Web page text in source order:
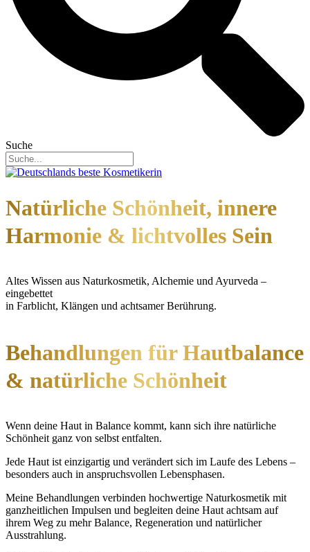
Suche
Natürliche Schönheit, innere
Harmonie & lichtvolles Sein
Altes Wissen aus Naturkosmetik, Alchemie und Ayurveda –
eingebettet
in Farblicht, Klängen und achtsamer Berührung.
Behandlungen für Hautbalance
& natürliche Schönheit
Wenn deine Haut in Balance kommt, kann sich ihre natürliche
Schönheit ganz von selbst entfalten.
Jede Haut ist einzigartig und verändert sich im Laufe des Lebens –
besonders auch in anspruchsvollen Lebensphasen.
Meine Behandlungen verbinden hochwertige Naturkosmetik mit
ganzheitlichen Impulsen und begleiten deine Haut achtsam auf
ihrem Weg zu mehr Balance, Regeneration und natürlicher
Ausstrahlung.